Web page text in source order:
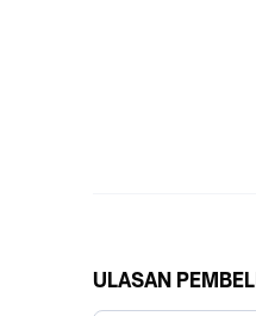
ULASAN PEMBELI